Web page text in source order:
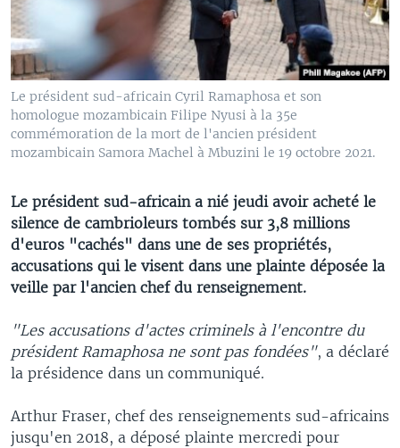
Le président sud-africain Cyril Ramaphosa et son
homologue mozambicain Filipe Nyusi à la 35e
commémoration de la mort de l'ancien président
mozambicain Samora Machel à Mbuzini le 19 octobre 2021.
Le président sud-africain a nié jeudi avoir acheté le
silence de cambrioleurs tombés sur 3,8 millions
d'euros "cachés" dans une de ses propriétés,
accusations qui le visent dans une plainte déposée la
veille par l'ancien chef du renseignement.
"Les accusations d'actes criminels à l'encontre du
président Ramaphosa ne sont pas fondées", a déclaré
la présidence dans un communiqué.
Arthur Fraser, chef des renseignements sud-africains
jusqu'en 2018, a déposé plainte mercredi pour